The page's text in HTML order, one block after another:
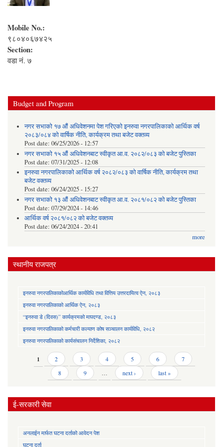
Mobile No.:
९८०४०६७४२५
Section:
वडा नं. ७
Budget and Program
नगर सभाको १७ औं अधिवेशनमा पेश गरिएको इनरुवा नगरपालिकाको आर्थिक वर्ष
२०८३/०८४ को वार्षिक नीति, कार्यक्रम तथा बजेट वक्तव्य
Post date: 06/25/2026 - 12:57
नगर सभाको १५ औं अधिवेशनबाट स्वीकृत आ.व. २०८२/०८३ को बजेट पुस्तिका
Post date: 07/31/2025 - 12:08
इनरुवा नगरपालिकाको आर्थिक वर्ष २०८२/०८३ को वार्षिक नीति, कार्यक्रम तथा
बजेट वक्तव्य
Post date: 06/24/2025 - 15:27
नगर सभाको १३ औं अधिवेशनबाट स्वीकृत आ.व. २०८१/०८२ को बजेट पुस्तिका
Post date: 07/29/2024 - 14:46
आर्थिक वर्ष २०८१/०८२ को बजेट वक्तव्य
Post date: 06/24/2024 - 20:41
more
स्थानीय राजपत्र
इनरुवा नगरपालिकाकोआर्थिक कार्यविधि तथा वित्तिय उत्तरदायित्व ऐन, २०८३
इनरुवा नगरपालिकाको आर्थिक ऐन, २०८३
“इनरुवा डे (दिवस)” कार्यक्रमको मापदण्ड, २०८३
इनरुवा नगरपालिकाको कर्मचारी कल्याण कोष सञ्चालन कार्यविधि, २०८२
इनरुवा नगरपालिकाको कार्यसंचालन निर्देशिका, २०८२
Pages1 2 3 4 5 6
7
8
9 … next › last »
ई-सरकारी सेवा
अनलाईन मार्फत घटना दर्ताको आवेदन पेश
घटना दर्ता